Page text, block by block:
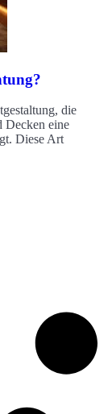
die
Decken eine
Diese Art